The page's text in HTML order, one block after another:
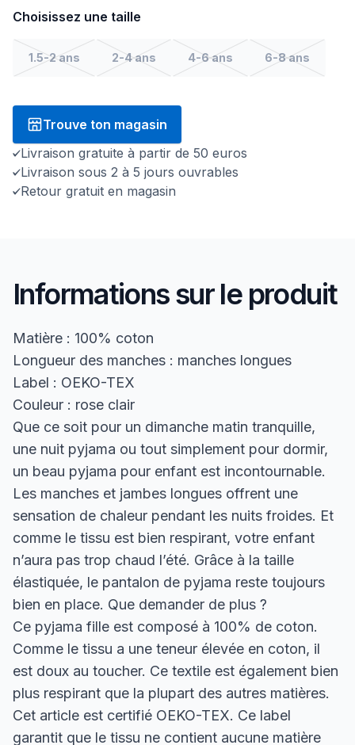
Choisissez une taille
1.5-2 ans 2-4 ans 4-6 ans 6-8 ans
Trouve ton magasin
Livraison gratuite à partir de 50 euros
Livraison sous 2 à 5 jours ouvrables
Retour gratuit en magasin
Informations sur le produit
Matière : 100% coton
Longueur des manches : manches longues
Label : OEKO-TEX
Couleur : rose clair
Que ce soit pour un dimanche matin tranquille,
une nuit pyjama ou tout simplement pour dormir,
un beau pyjama pour enfant est incontournable.
Les manches et jambes longues offrent une
sensation de chaleur pendant les nuits froides. Et
comme le tissu est bien respirant, votre enfant
n’aura pas trop chaud l’été. Grâce à la taille
élastiquée, le pantalon de pyjama reste toujours
bien en place. Que demander de plus ?
Ce pyjama fille est composé à 100% de coton.
Comme le tissu a une teneur élevée en coton, il
est doux au toucher. Ce textile est également bien
plus respirant que la plupart des autres matières.
Cet article est certifié OEKO-TEX. Ce label
garantit que le tissu ne contient aucune matière